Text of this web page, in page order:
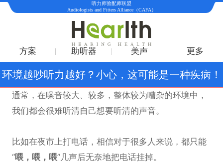
听力师验配师联盟
Audiologists and Fitters Alliance（CAFA）
方案 助听器 美声 更多
环境越吵听力越好？小心，这可能是一种疾病！
通常，在噪音较大、较多，整体较为嘈杂的环境中，
我们都会很难听清自己想要听清的声音。
比如在夜市上打电话，相信对于很多人来说，都只能
“喂，喂，喂”几声后无奈地把电话挂掉。